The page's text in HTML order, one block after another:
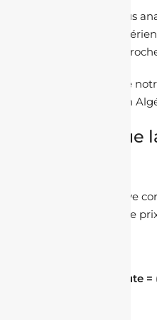
Dans cet article, nous
réels du marché
concrets et une
Cet article complète
dans l’immobilier en
Qu’est-ce
La rentabilité locative
les loyers perçus et le
Rentabilité brute